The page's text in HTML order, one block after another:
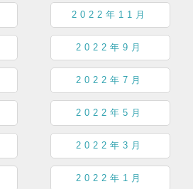
2022年11月
2022年9月
2022年7月
2022年5月
2022年3月
2022年1月